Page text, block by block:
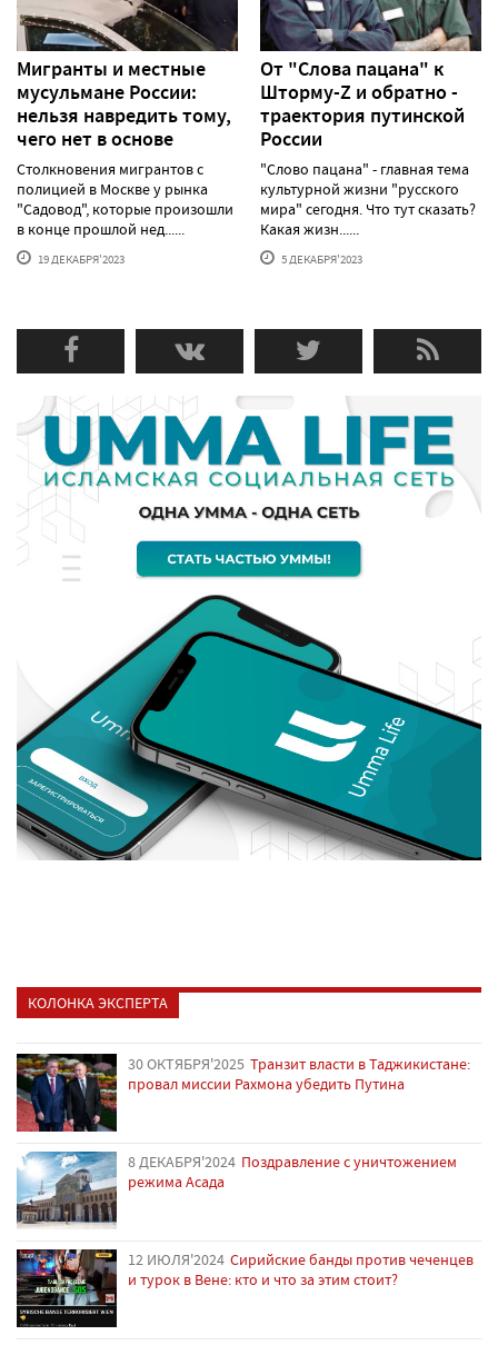
Мигранты и местные
мусульмане России:
нельзя навредить тому,
чего нет в основе
Столкновения мигрантов с
полицией в Москве у рынка
"Садовод", которые произошли
в конце прошлой нед......
19 ДЕКАБРЯ'2023
От "Слова пацана" к
Шторму-Z и обратно -
траектория путинской
России
"Слово пацана" - главная тема
культурной жизни "русского
мира" сегодня. Что тут сказать?
Какая жизн......
5 ДЕКАБРЯ'2023
КОЛОНКА ЭКСПЕРТА
30 ОКТЯБРЯ'2025 Транзит власти в Таджикистане:
провал миссии Рахмона убедить Путина
8 ДЕКАБРЯ'2024 Поздравление с уничтожением
режима Асада
12 ИЮЛЯ'2024 Сирийские банды против чеченцев
и турок в Вене: кто и что за этим стоит?